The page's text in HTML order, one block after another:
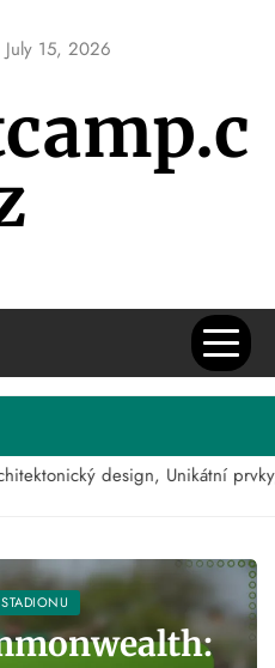
15, 2026
design, Unikátní